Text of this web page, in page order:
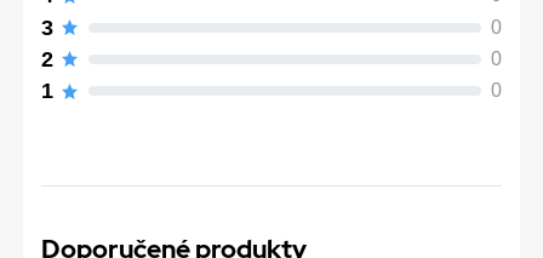
3 0
2 0
1 0
Doporučené produkty